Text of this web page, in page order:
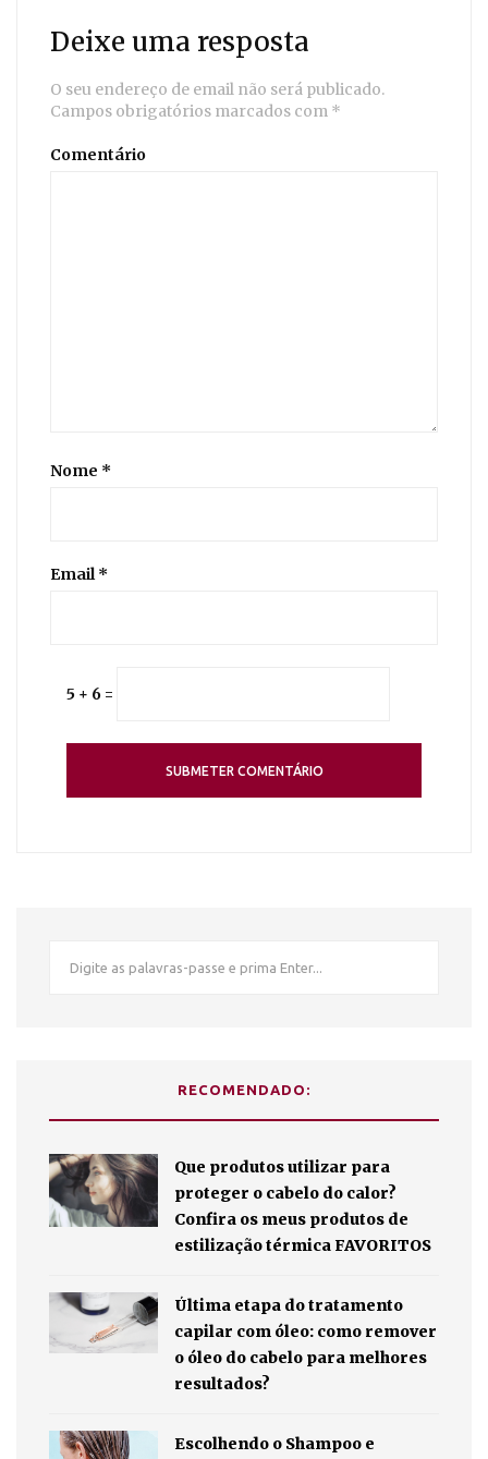
Deixe uma resposta
O seu endereço de email não será publicado.
Campos obrigatórios marcados com *
Comentário
Nome *
Email*
5 + 6 =
RECOMENDADO:
Que produtos utilizar para
proteger o cabelo do calor?
Confira os meus produtos de
estilização térmica FAVORITOS
Última etapa do tratamento
capilar com óleo: como remover
o óleo do cabelo para melhores
resultados?
Escolhendo o Shampoo e